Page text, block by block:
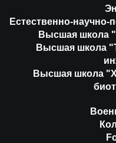
Естественно-научно-
Высшая школа
Высшая школа
Высшая школа